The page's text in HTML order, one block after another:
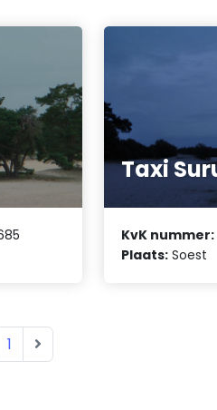
Taxi
KvK nummer:
Plaats: Soest
1